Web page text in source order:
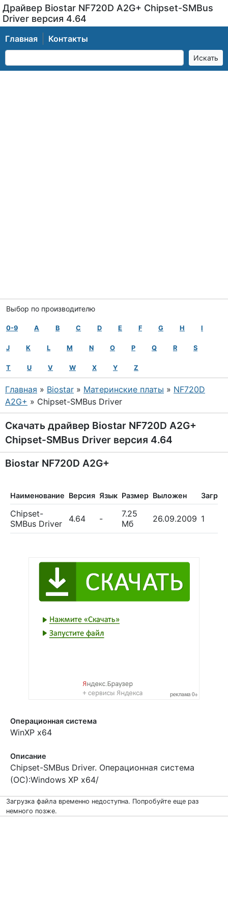
Драйвер Biostar NF720D A2G+ Chipset-SMBus
Driver версия 4.64
Главная Контакты
Выбор по производителю
0-9 A B C D E F G H I
J K L M N O P Q R S
T U V W X Y Z
Главная » Biostar » Материнские платы » NF720D
A2G+ » Chipset-SMBus Driver
Скачать драйвер Biostar NF720D A2G+
Chipset-SMBus Driver версия 4.64
Biostar NF720D A2G+
Наименование Версия Язык Размер Выложен
Chipset-
SMBus Driver
4.64 -
7.25
Мб
26.09.2009 1
Операционная система
WinXP x64
Описание
Chipset-SMBus Driver. Операционная система
(ОС):Windows XP x64/
Загрузка файла временно недоступна. Попробуйте еще раз
немного позже.